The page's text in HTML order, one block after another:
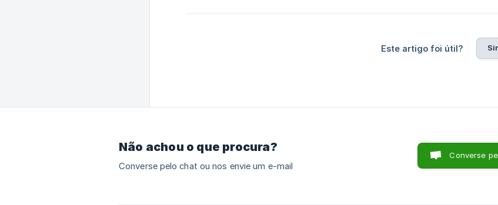
Este artigo foi útil?
Não achou o que procura?
Converse pelo chat ou nos envie um e-mail
Converse